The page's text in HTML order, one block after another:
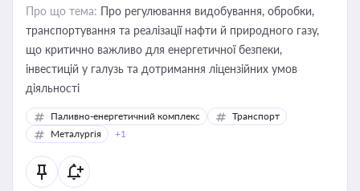
Про що тема: Про регулювання видобування, обробки,
транспортування та реалізації нафти й природного газу,
що критично важливо для енергетичної безпеки,
інвестицій у галузь та дотримання ліцензійних умов
діяльності
Паливно-енергетичний комплекс
Транспорт
Металургія
+1